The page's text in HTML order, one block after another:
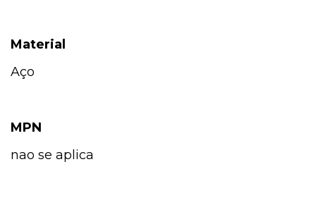
Material
Aço
MPN
nao se aplica